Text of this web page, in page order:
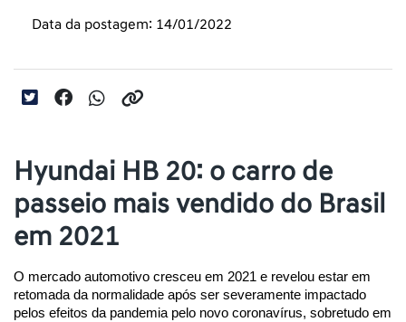
Data da postagem: 14/01/2022
Hyundai HB 20: o carro de
passeio mais vendido do Brasil
em 2021
O mercado automotivo cresceu em 2021 e revelou estar em
retomada da normalidade após ser severamente impactado
pelos efeitos da pandemia pelo novo coronavírus, sobretudo em